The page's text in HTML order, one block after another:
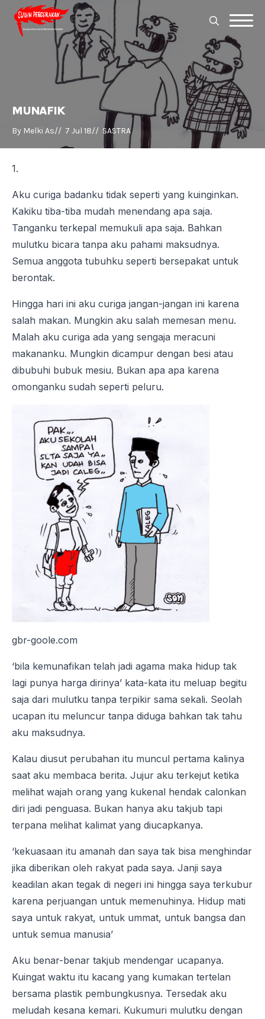
Search
for:
for:
MUNAFIK
By Melki As// 7 Jul 18// SASTRA
1.
Aku curiga badanku tidak seperti yang kuinginkan.
Kakiku tiba-tiba mudah menendang apa saja.
Tanganku terkepal memukuli apa saja. Bahkan
mulutku bicara tanpa aku pahami maksudnya.
Semua anggota tubuhku seperti bersepakat untuk
berontak.
Hingga hari ini aku curiga jangan-jangan ini karena
salah makan. Mungkin aku salah memesan menu.
Malah aku curiga ada yang sengaja meracuni
makananku. Mungkin dicampur dengan besi atau
dibubuhi bubuk mesiu. Bukan apa apa karena
omonganku sudah seperti peluru.
gbr-goole.com
‘bila kemunafikan telah jadi agama maka hidup tak
lagi punya harga dirinya’ kata-kata itu meluap begitu
saja dari mulutku tanpa terpikir sama sekali. Seolah
ucapan itu meluncur tanpa diduga bahkan tak tahu
aku maksudnya.
Kalau diusut perubahan itu muncul pertama kalinya
saat aku membaca berita. Jujur aku terkejut ketika
melihat wajah orang yang kukenal hendak calonkan
diri jadi penguasa. Bukan hanya aku takjub tapi
terpana melihat kalimat yang diucapkanya.
‘kekuasaan itu amanah dan saya tak bisa menghindar
jika diberikan oleh rakyat pada saya. Janji saya
keadilan akan tegak di negeri ini hingga saya terkubur
karena perjuangan untuk memenuhinya. Hidup mati
saya untuk rakyat, untuk ummat, untuk bangsa dan
untuk semua manusia’
Aku benar-benar takjub mendengar ucapanya.
Kuingat waktu itu kacang yang kumakan tertelan
bersama plastik pembungkusnya. Tersedak aku
meludah kesana kemari. Kukumuri mulutku dengan